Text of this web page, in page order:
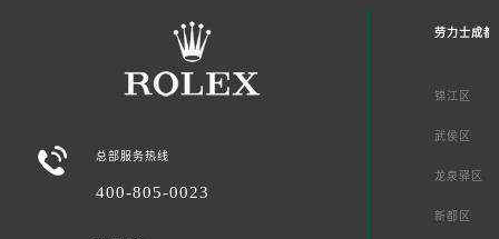
 总部服务热线
400-805-0023
劳力士成都
锦江区
武侯区
龙泉驿区
新都区